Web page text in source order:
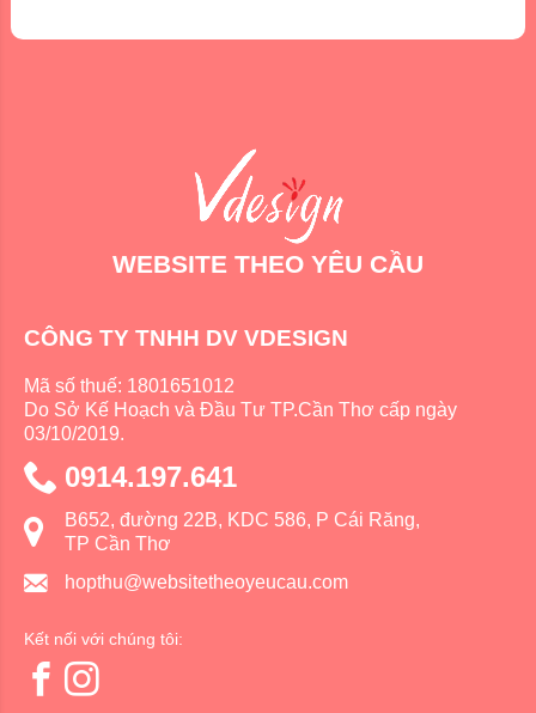
WEBSITE THEO YÊU CẦU
CÔNG TY TNHH DV VDESIGN
Mã số thuế: 1801651012
Do Sở Kế Hoạch và Đầu Tư TP.Cần Thơ cấp ngày
03/10/2019.
0914.197.641
B652, đường 22B, KDC 586, P Cái Răng,
TP Cần Thơ
hopthu@websitetheoyeucau.com
Kết nối với chúng tôi: